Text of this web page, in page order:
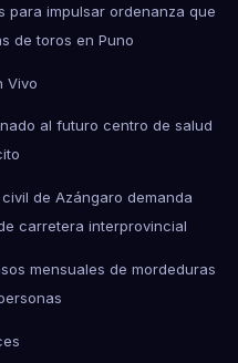
para impulsar ordenanza que
de toros en Puno
Vivo
al futuro centro de salud
de Azángaro demanda
carretera interprovincial
mensuales de mordeduras